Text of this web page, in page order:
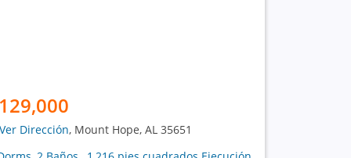
Dirección, Mount Hope, AL 35651